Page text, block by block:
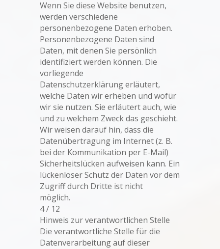
Wenn Sie diese Website benutzen,
werden verschiedene
personenbezogene Daten erhoben.
Personenbezogene Daten sind
Daten, mit denen Sie persönlich
identifiziert werden können. Die
vorliegende
Datenschutzerklärung erläutert,
welche Daten wir erheben und wofür
wir sie nutzen. Sie erläutert auch, wie
und zu welchem Zweck das geschieht.
Wir weisen darauf hin, dass die
Datenübertragung im Internet (z. B.
bei der Kommunikation per E-Mail)
Sicherheitslücken aufweisen kann. Ein
lückenloser Schutz der Daten vor dem
Zugriff durch Dritte ist nicht
möglich.
4 / 12
Hinweis zur verantwortlichen Stelle
Die verantwortliche Stelle für die
Datenverarbeitung auf dieser